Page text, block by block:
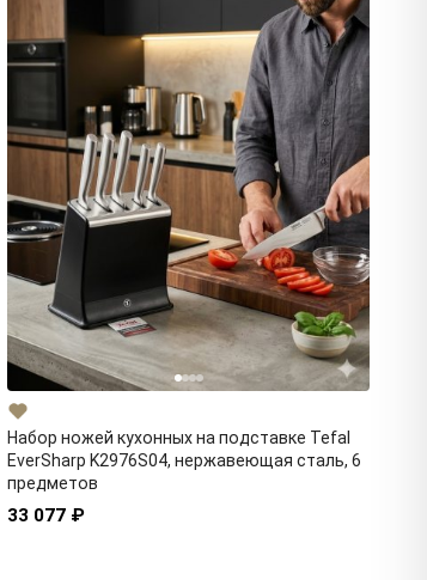
Набор ножей кухонных на подставке Tefal
EverSharp K2976S04, нержавеющая сталь, 6
предметов
33 077 ₽